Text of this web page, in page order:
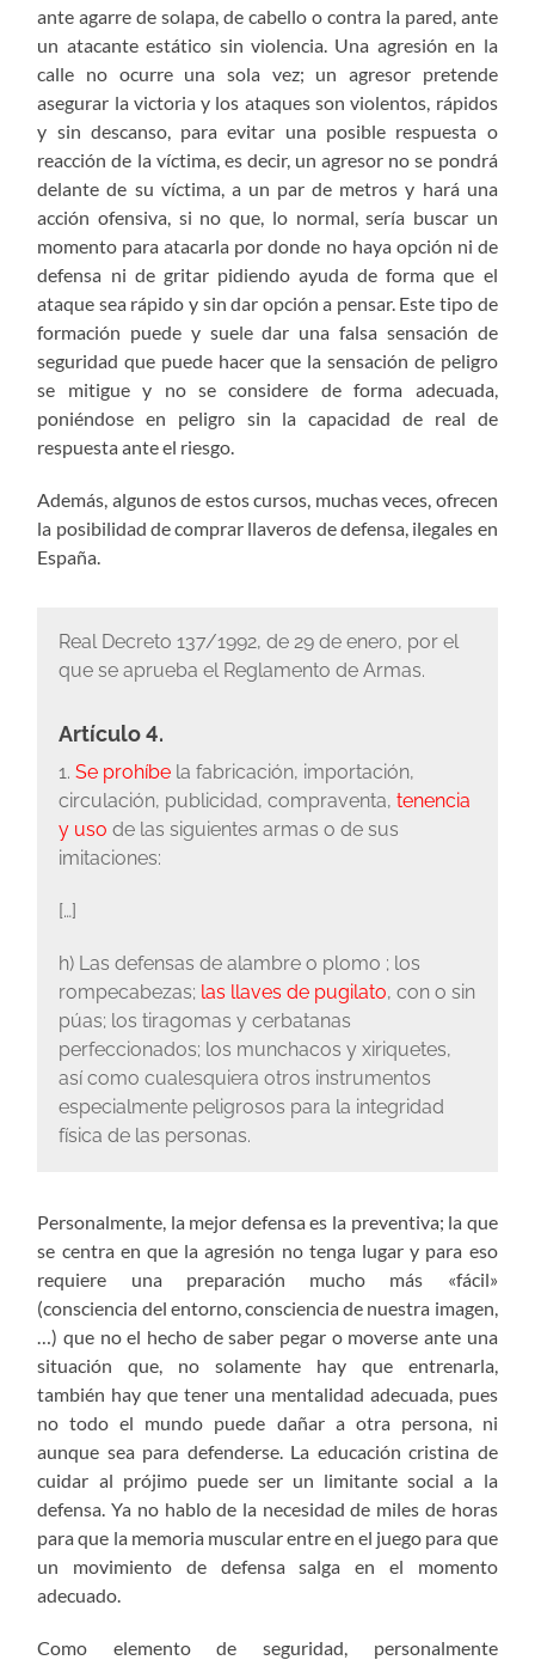
ante agarre de solapa, de cabello o contra la pared, ante
un atacante estático sin violencia. Una agresión en la
calle no ocurre una sola vez; un agresor pretende
asegurar la victoria y los ataques son violentos, rápidos
y sin descanso, para evitar una posible respuesta o
reacción de la víctima, es decir, un agresor no se pondrá
delante de su víctima, a un par de metros y hará una
acción ofensiva, si no que, lo normal, sería buscar un
momento para atacarla por donde no haya opción ni de
defensa ni de gritar pidiendo ayuda de forma que el
ataque sea rápido y sin dar opción a pensar. Este tipo de
formación puede y suele dar una falsa sensación de
seguridad que puede hacer que la sensación de peligro
se mitigue y no se considere de forma adecuada,
poniéndose en peligro sin la capacidad de real de
respuesta ante el riesgo.
Además, algunos de estos cursos, muchas veces, ofrecen
la posibilidad de comprar llaveros de defensa, ilegales en
España.
Real Decreto 137/1992, de 29 de enero, por el
que se aprueba el Reglamento de Armas.
Artículo 4.
1. Se prohíbela fabricación, importación,
circulación, publicidad, compraventa, tenencia
y uso de las siguientes armas o de sus
imitaciones:
[…]
h) Las defensas de alambre o plomo ; los
rompecabezas; las llaves de pugilato, con o sin
púas; los tiragomas y cerbatanas
perfeccionados; los munchacos y xiriquetes,
así como cualesquiera otros instrumentos
especialmente peligrosos para la integridad
física de las personas.
Personalmente, la mejor defensa es la preventiva; la que
se centra en que la agresión no tenga lugar y para eso
requiere una preparación mucho más «fácil»
(consciencia del entorno, consciencia de nuestra imagen,
…) que no el hecho de saber pegar o moverse ante una
situación que, no solamente hay que entrenarla,
también hay que tener una mentalidad adecuada, pues
no todo el mundo puede dañar a otra persona, ni
aunque sea para defenderse. La educación cristina de
cuidar al prójimo puede ser un limitante social a la
defensa. Ya no hablo de la necesidad de miles de horas
para que la memoria muscular entre en el juego para que
un movimiento de defensa salga en el momento
adecuado.
Como elemento de seguridad, personalmente